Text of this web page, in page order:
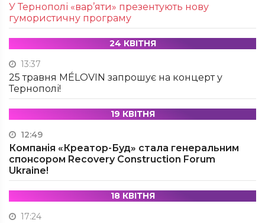
У Тернополі «вар’яти» презентують нову
гумористичну програму
24 КВІТНЯ
13:37
25 травня MÉLOVIN запрошує на концерт у
Тернополі!
19 КВІТНЯ
12:49
Компанія «Креатор-Буд» стала генеральним
спонсором Recovery Construction Forum
Ukraine!
18 КВІТНЯ
17:24